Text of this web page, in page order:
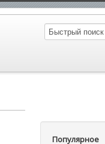
Популярное